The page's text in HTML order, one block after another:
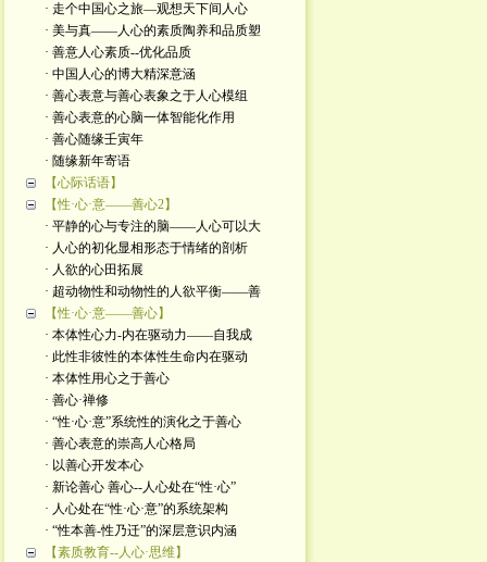
· 走个中国心之旅—观想天下间人心
· 美与真——人心的素质陶养和品质塑
· 善意人心素质--优化品质
· 中国人心的博大精深意涵
· 善心表意与善心表象之于人心模组
· 善心表意的心脑一体智能化作用
· 善心随缘壬寅年
· 随缘新年寄语
【心际话语】
【性·心·意——善心2】
· 平静的心与专注的脑——人心可以大
· 人心的初化显相形态于情绪的剖析
· 人欲的心田拓展
· 超动物性和动物性的人欲平衡——善
【性·心·意——善心】
· 本体性心力-内在驱动力——自我成
· 此性非彼性的本体性生命内在驱动
· 本体性用心之于善心
· 善心·禅修
· “性·心·意”系统性的演化之于善心
· 善心表意的崇高人心格局
· 以善心开发本心
· 新论善心 善心--人心处在“性·心”
· 人心处在“性·心·意”的系统架构
· “性本善-性乃迁”的深层意识内涵
【素质教育--人心·思维】